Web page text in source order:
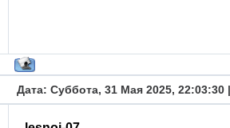
Дата: Суббота, 31 Мая 2025,